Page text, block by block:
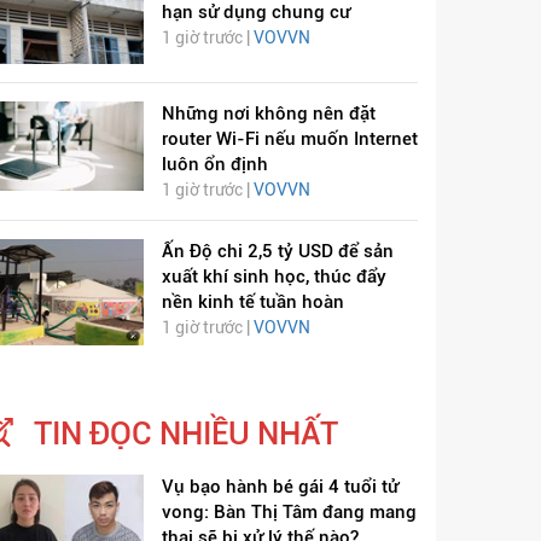
hạn sử dụng chung cư
1 giờ trước | VOVVN
Những nơi không nên đặt
router Wi-Fi nếu muốn Internet
luôn ổn định
1 giờ trước | VOVVN
Ấn Độ chi 2,5 tỷ USD để sản
xuất khí sinh học, thúc đẩy
nền kinh tế tuần hoàn
1 giờ trước | VOVVN
TIN ĐỌC NHIỀU NHẤT
Vụ bạo hành bé gái 4 tuổi tử
vong: Bàn Thị Tâm đang mang